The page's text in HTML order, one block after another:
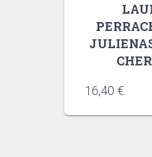
16,40 €